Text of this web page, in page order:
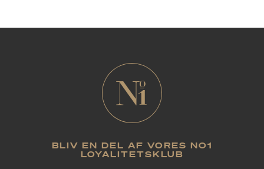
BLIV EN DEL AF VORES NO1
LOYALITETSKLUB